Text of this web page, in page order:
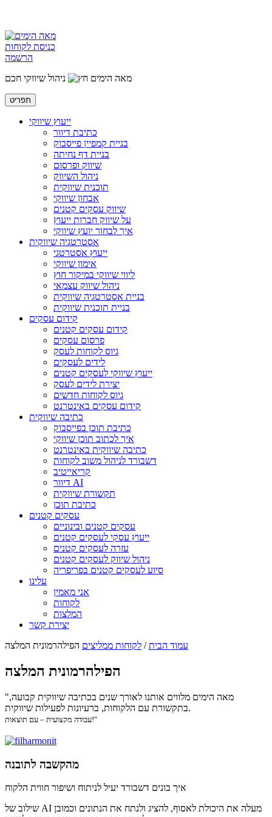
כניסת לקוחות
הרשמה
מאה הימים
ניהול שיווקי חכם
תפריט
ייעוץ שיווקי
כתיבת דיוור
בניית קמפיין פייסבוק
בניית דף נחיתה
שיווק ופרסום
ניהול השיווק
תוכנית שיווקית
אבחון שיווקי
שיווק עסקים קטנים
על שיווק חברות ייעוץ
איך לבחור יועץ שיווקי
אסטרטגיה שיווקית
ייעוץ אסטרטגי
אימון שיווקי
ליווי שיווקי במיקור חוץ
ניהול שיווק עצמאי
בניית אסטרטגיה שיווקית
בניית תוכנית שיווקית
קידום עסקים
קידום עסקים קטנים
פרסום עסקים
גיוס לקוחות לעסק
לידים לעסקים
ייעוץ שיווקי לעסקים קטנים
יצירת לידים לעסק
גיוס לקוחות חדשים
קידום עסקים באינטרנט
כתיבה שיווקית
כתיבת תוכן בפייסבוק
איך לכתוב תוכן שיווקי
כתיבה שיווקית באינטרנט
דשבורד לניהול משוב לקוחות
קריאייטיב
דיוור AI
תקשורת שיווקית
כתיבת תוכן
עסקים קטנים
עסקים קטנים ובינוניים
ייעוץ עסקי לעסקים קטנים
עזרה לעסקים קטנים
ניהול שיווק לעסקים קטנים
סיוע לעסקים קטנים בפריפריה
עלינו
אני מאמין
לקוחות
המלצות
יצירת קשר
עמוד הבית/ לקוחות ממליצים הפילהרמונית המלצה
הפילהרמונית המלצה
"מאה הימים מלווים אותנו לאורך שנים בכתיבה שיווקית קבועה,
בתקשורת עם הלקוחות, ברעיונות לפעילות שיווקית.
עבודה מקצועית – עם תוצאות!"
מהקשבה לתובנה
איך בונים דשבורד יעיל לניתוח ושיפור חווית הלקוח
שילוב של AI מעלה את היכולת לאסוף, להציג ולנתח את הנתונים וכמובן